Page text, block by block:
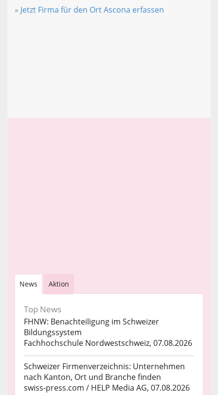
» Jetzt Firma für den Ort Ascona erfassen
News Aktion
Top News
FHNW: Benachteiligung im Schweizer
Bildungssystem
Fachhochschule Nordwestschweiz, 07.08.2026
Schweizer Firmenverzeichnis: Unternehmen
nach Kanton, Ort und Branche finden
swiss-press.com / HELP Media AG, 07.08.2026